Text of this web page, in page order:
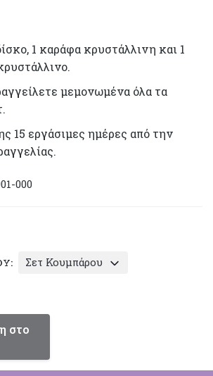
1 καράφα κρυστάλλινη και 1
μεμονωμένα όλα τα
15 εργάσιμες ημέρες από την
000
Σετ Κουμπάρου
στο